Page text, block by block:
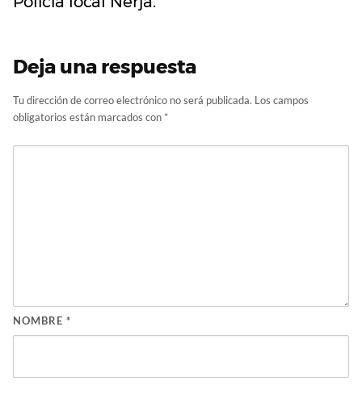
Deja una respuesta
Tu dirección de correo electrónico no será publicada. Los campos
obligatorios están marcados con *
NOMBRE *